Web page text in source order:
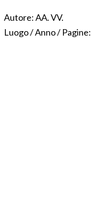
Autore:AA. VV.
Luogo / Anno / Pagine: